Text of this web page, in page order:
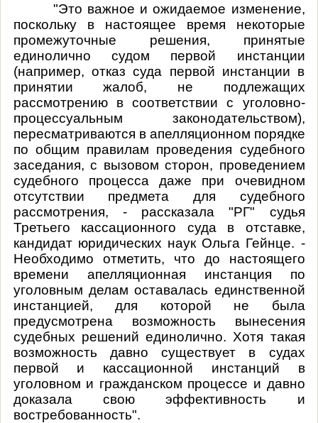
"Это важное и ожидаемое изменение,
поскольку в настоящее время некоторые
промежуточные решения, принятые
единолично судом первой инстанции
(например, отказ суда первой инстанции в
принятии жалоб, не подлежащих
рассмотрению в соответствии с уголовно-
процессуальным законодательством),
пересматриваются в апелляционном порядке
по общим правилам проведения судебного
заседания, с вызовом сторон, проведением
судебного процесса даже при очевидном
отсутствии предмета для судебного
рассмотрения, - рассказала "РГ" судья
Третьего кассационного суда в отставке,
кандидат юридических наук Ольга Гейнце. -
Необходимо отметить, что до настоящего
времени апелляционная инстанция по
уголовным делам оставалась единственной
инстанцией, для которой не была
предусмотрена возможность вынесения
судебных решений единолично. Хотя такая
возможность давно существует в судах
первой и кассационной инстанций в
уголовном и гражданском процессе и давно
доказала свою эффективность и
востребованность".